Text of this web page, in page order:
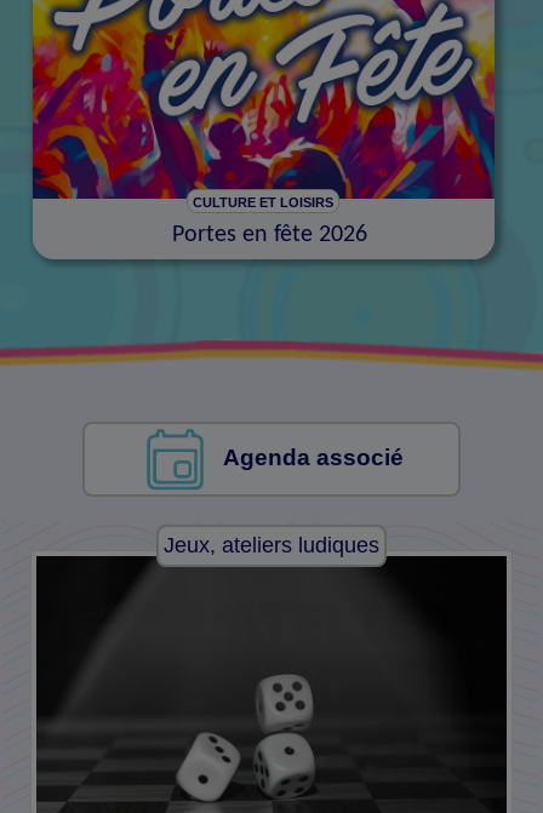
CULTURE ET LOISIRS
Portes en fête 2026
Agenda associé
Jeux, ateliers ludiques
Ateliers pédagogiques